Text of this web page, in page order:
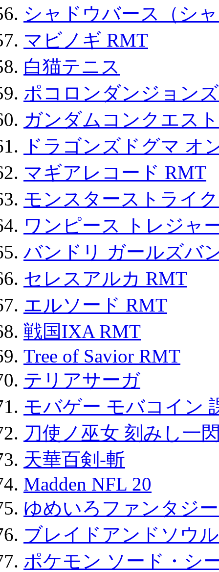
シャドウバース（シ
マビノギ RMT
白猫テニス
ポコロンダンジョン
ガンダムコンクエスト
ドラゴンズドグマ オ
マギアレコード RMT
モンスターストライ
ワンピース トレジャ
バンドリ ガールズバ
セレスアルカ RMT
エルソード RMT
戦国IXA RMT
Tree of Savior RMT
テリアサーガ
モバゲー モバコイン
刀使ノ巫女 刻みし一
天華百剣-斬
Madden NFL 20
ゆめいろファンタジ
ブレイドアンドソウ
ポケモン ソード・シ